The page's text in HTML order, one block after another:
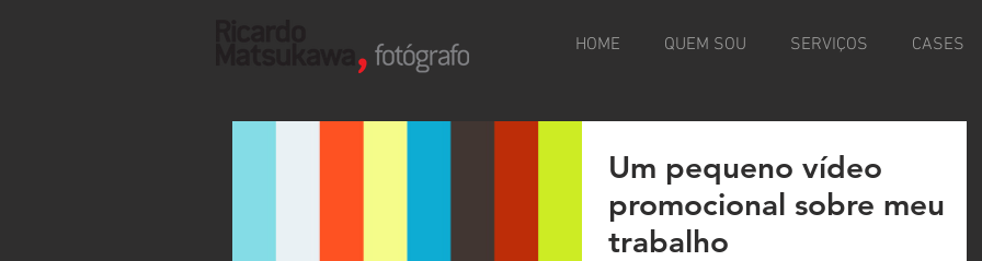
HOME QUEM SOU SERVIÇOS CASES
Um pequeno vídeo
promocional sobre meu
trabalho